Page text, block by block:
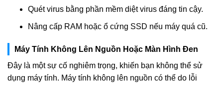
Quét virus bằng phần mềm diệt virus đáng tin cậy.
Nâng cấp RAM hoặc ổ cứng SSD nếu máy quá cũ.
Máy Tính Không Lên Nguồn Hoặc Màn Hình Đen
Đây là một sự cố nghiêm trọng, khiến bạn không thể sử
dụng máy tính. Máy tính không lên nguồn có thể do lỗi